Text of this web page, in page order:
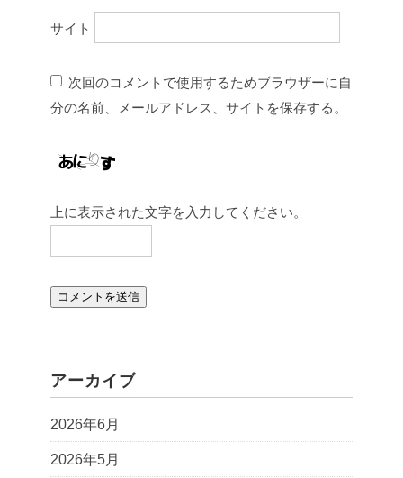
サイト
次回のコメントで使用するためブラウザーに自
分の名前、メールアドレス、サイトを保存する。
上に表示された文字を入力してください。
アーカイブ
2026年6月
2026年5月